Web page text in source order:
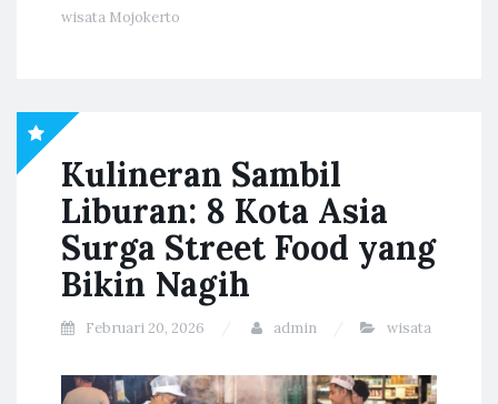
wisata Mojokerto
Kulineran Sambil
Liburan: 8 Kota Asia
Surga Street Food yang
Bikin Nagih
Februari 20, 2026 admin wisata